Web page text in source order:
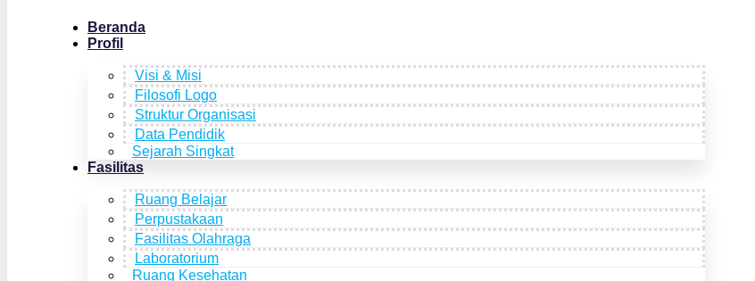
Beranda
Profil
Visi & Misi
Filosofi Logo
Struktur Organisasi
Data Pendidik
Sejarah Singkat
Fasilitas
Ruang Belajar
Perpustakaan
Fasilitas Olahraga
Laboratorium
Ruang Kesehatan